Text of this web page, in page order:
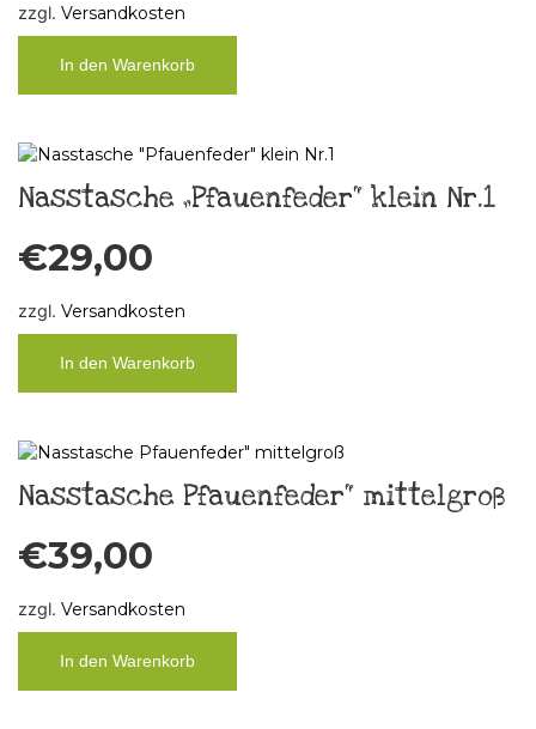
zzgl. Versandkosten
In den Warenkorb
Nasstasche „Pfauenfeder“ klein Nr.1
€29,00
zzgl. Versandkosten
In den Warenkorb
Nasstasche Pfauenfeder“ mittelgroß
€39,00
zzgl. Versandkosten
In den Warenkorb